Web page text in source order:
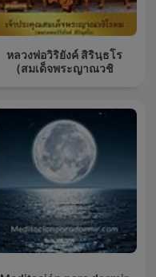
หลวงพ่อวิริยังค์ สิรินฺธโร
(สมเด็จพระญาณวชิ